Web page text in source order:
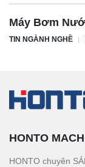
Máy Bơm
TIN NGÀNH NGHỀ
HONTO
HONTO chuyên